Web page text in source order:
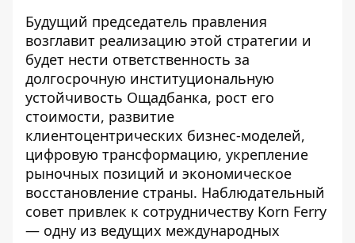
Будущий председатель правления
возглавит реализацию этой стратегии и
будет нести ответственность за
долгосрочную институциональную
устойчивость Ощадбанка, рост его
стоимости, развитие
клиентоцентрических бизнес-моделей,
цифровую трансформацию, укрепление
рыночных позиций и экономическое
восстановление страны. Наблюдательный
совет привлек к сотрудничеству Korn Ferry
— одну из ведущих международных